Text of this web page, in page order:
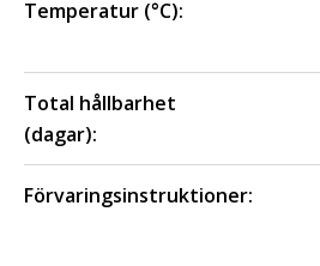
Temperatur (°C):
Total hållbarhet
(dagar):
Förvaringsinstruktioner: